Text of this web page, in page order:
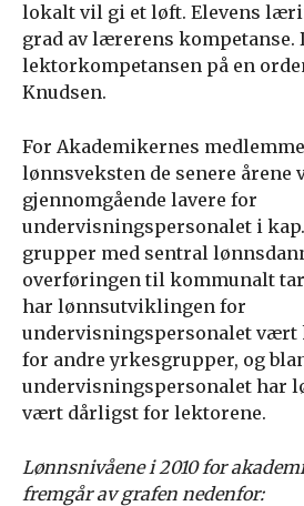
lokalt vil gi et løft. Elevens
grad av lærerens kompetanse.
lektorkompetansen på en
Knudsen.
For Akademikernes
lønnsveksten de senere årene
gjennomgående lavere for
undervisningspersonalet i
grupper med sentral
overføringen til kommunalt
har lønnsutviklingen for
undervisningspersonalet vært
for andre yrkesgrupper, og
undervisningspersonalet har
vært dårligst for lektorene.
Lønnsnivåene i 2010 for
fremgår av grafen nedenfor: